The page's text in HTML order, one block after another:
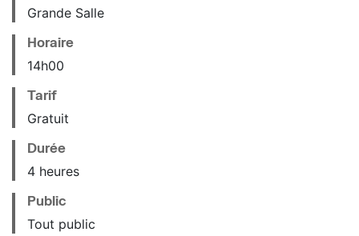
Grande Salle
Horaire
14h00
Tarif
Gratuit
Durée
4 heures
Public
Tout public